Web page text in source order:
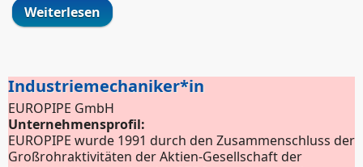
Weiterlesen über Industriemechaniker*in
Industriemechaniker*in
EUROPIPE GmbH
Unternehmensprofil:
EUROPIPE wurde 1991 durch den Zusammenschluss der
Großrohraktivitäten der Aktien-Gesellschaft der